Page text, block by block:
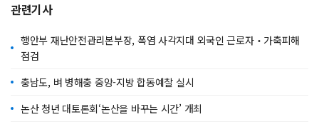
관련기사
행안부 재난안전관리본부장, 폭염 사각지대 외국인 근로자‧가축피해
점검
충남도, 벼 병해충 중앙-지방 합동예찰 실시
논산 청년 대토론회‘논산을 바꾸는 시간’ 개최